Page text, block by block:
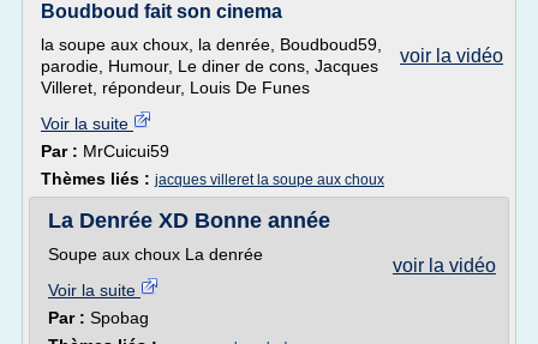
Boudboud fait son cinema
voir la vidéo
la soupe aux choux, la denrée, Boudboud59,
parodie, Humour, Le diner de cons, Jacques
Villeret, répondeur, Louis De Funes
Voir la suite
Par : MrCuicui59
Thèmes liés : jacques villeret la soupe aux choux
La Denrée XD Bonne année
voir la vidéo
Soupe aux choux La denrée
Voir la suite
Par : Spobag